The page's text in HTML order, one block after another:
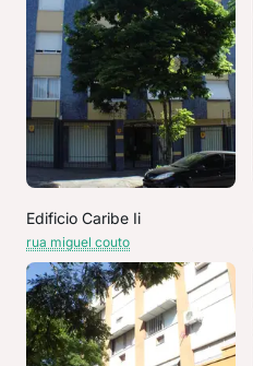
Edificio Caribe Ii
rua miguel couto